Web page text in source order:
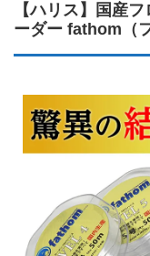
【ハリス】国産
ーダー fathom（